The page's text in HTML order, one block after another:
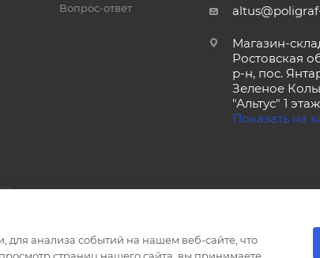
Вопрос-ответ
Магазин-
Ростовская
р-н, пос.
Зеленое
"Альтус" 1 этаж
Показать на
анализа событий на нашем веб-сайте, что